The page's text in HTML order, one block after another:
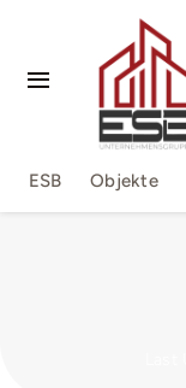
springen
Toggle
Navigation
Impressum
Terms of Service
ESB Objekte